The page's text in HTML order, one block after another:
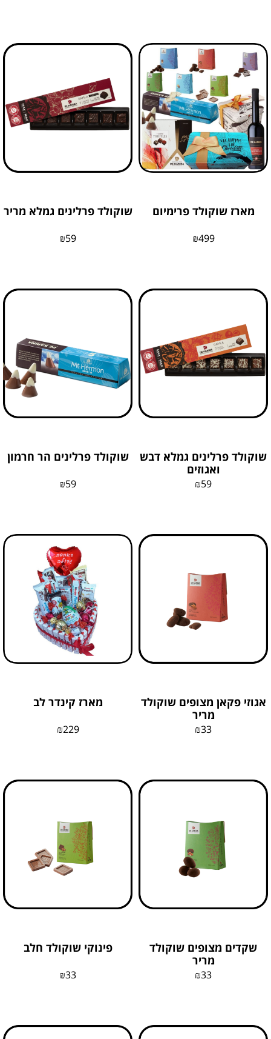
מארז שוקולד פרימיום
₪499
שוקולד פרלינים גמלא מריר
₪59
שוקולד פרלינים גמלא דבש
ואגוזים
₪59
שוקולד פרלינים הר חרמון
₪59
אגוזי פקאן מצופים שוקולד
מריר
₪33
מארז קינדר לב
₪229
שקדים מצופים שוקולד
מריר
₪33
פינוקי שוקולד חלב
₪33